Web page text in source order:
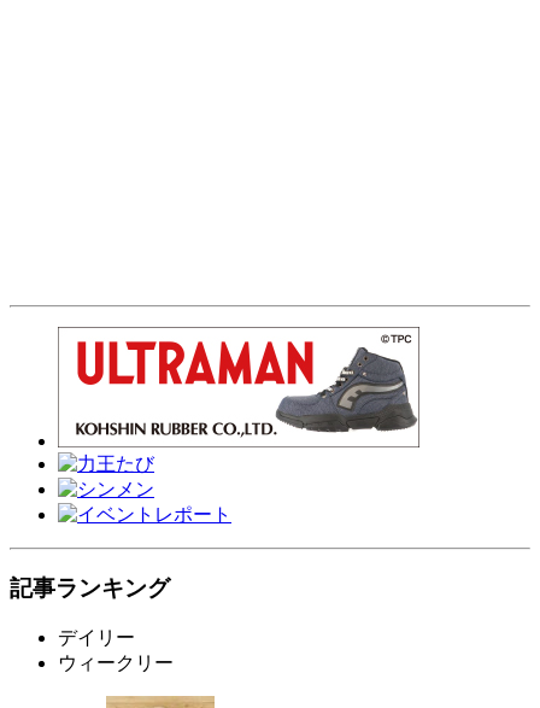
記事ランキング
デイリー
ウィークリー